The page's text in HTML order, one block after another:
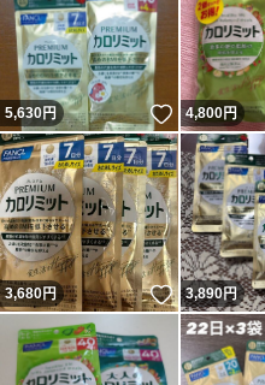
5,630円 いいね！
4,800円
3,680円 いいね！
3,890円